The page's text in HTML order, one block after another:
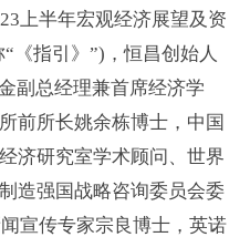
上半年宏观经济展望及资
《指引》”)，恒昌创始人
副总经理兼首席经济学
前所长姚余栋博士， 中国
济研究室学术顾问、世界
造强国战略咨询委员会委
宣传专家宗良博士，英诺